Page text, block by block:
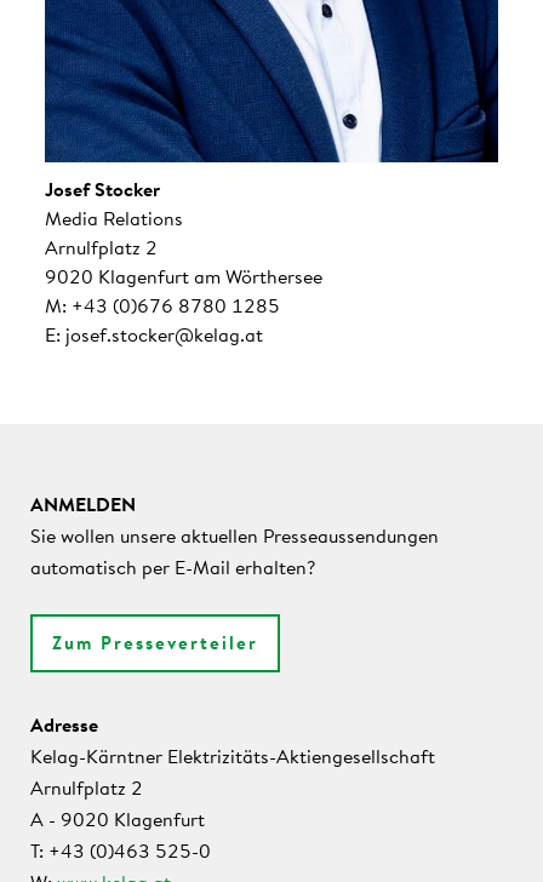
Josef Stocker
Media Relations
Arnulfplatz 2
9020 Klagenfurt am Wörthersee
M: +43 (0)676 8780 1285
E: josef.stocker@kelag.at
ANMELDEN
Sie wollen unsere aktuellen Presseaussendungen
automatisch per E-Mail erhalten?
Zum Presseverteiler
Adresse
Kelag-Kärntner Elektrizitäts-Aktiengesellschaft
Arnulfplatz 2
A - 9020 Klagenfurt
T: +43 (0)463 525-0